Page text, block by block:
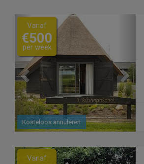
Previous
Kosteloos annuleren
Vanaf
€500
per week
Previous
Vanaf